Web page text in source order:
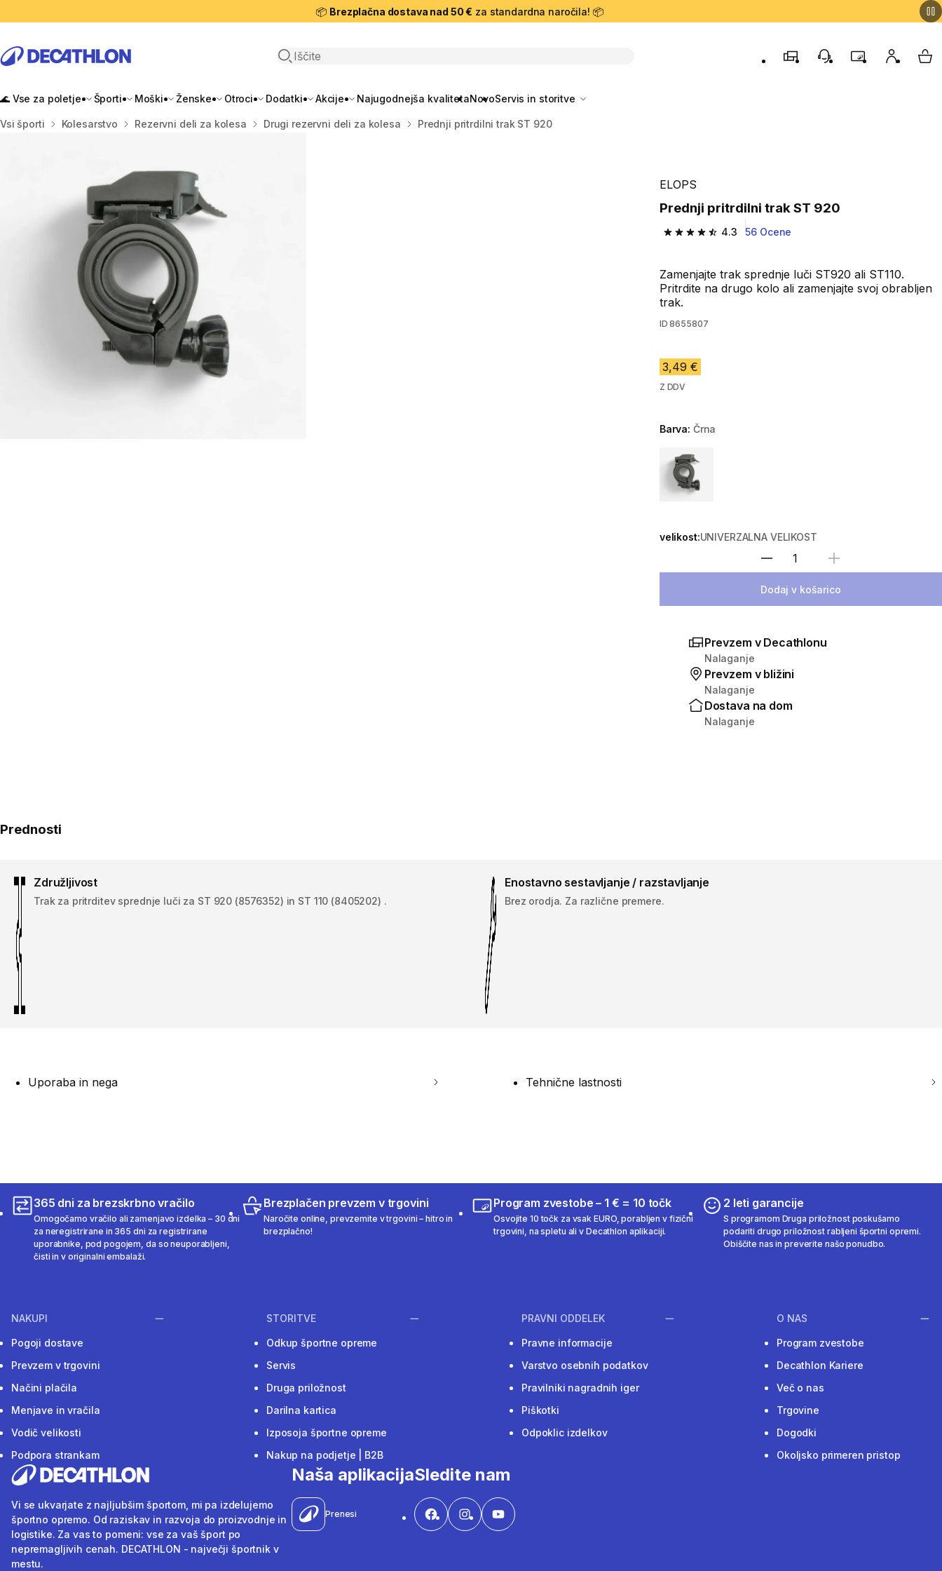
📦 Brezplačna dostava nad 50 € za standardna naročila! 📦
Odpri iskanje
TrgovinePodporo strankam
ProgramMoj račun
🌊 Vse za poletje Športi Moški Ženske Otroci Dodatki Akcije Najugodnejša kvalitetaNovoServis in storitve
Domov
Vsi športi Kolesarstvo Rezervni deli za kolesa Drugi rezervni deli za kolesa Prednji pritrdilni trak ST 920
ELOPS
Prednji pritrdilni trak ST 920
4.3
4.3 od 5 zvezdic from 56 ocene
56 Ocene
Zamenjajte trak sprednje luči ST920 ali ST110.
Pritrdite na drugo kolo ali zamenjajte svoj obrabljen
trak.
ID 8655807
3,49 €
Z DDV
Barva: Črna
Choose a variant
velikost:UNIVERZALNA VELIKOST
Izberite količino
Dodaj v košarico
Prevzem v Decathlonu
Nalaganje
Prevzem v bližini
Nalaganje
Dostava na dom
Nalaganje
Prednosti
Združljivost
Trak za pritrditev sprednje luči za ST 920 (8576352) in ST 110 (8405202) .
Enostavno sestavljanje / razstavljanje
Brez orodja. Za različne premere.
Uporaba in nega Tehnične lastnosti
365 dni za brezskrbno vračilo
Omogočamo vračilo ali zamenjavo izdelka – 30 dni
za neregistrirane in 365 dni za registrirane
uporabnike, pod pogojem, da so neuporabljeni,
čisti in v originalni embalaži.
Brezplačen prevzem v trgovini
Naročite online, prevzemite v trgovini – hitro in
brezplačno!
Program zvestobe – 1 € = 10 točk
Osvojite 10 točk za vsak EURO, porabljen v fizični
trgovini, na spletu ali v Decathlon aplikaciji.
2 leti garancije
S programom Druga priložnost poskušamo
podariti drugo priložnost rabljeni športni opremi.
Obiščite nas in preverite našo ponudbo.
NAKUPI
Pogoji dostave
Prevzem v trgovini
Načini plačila
Menjave in vračila
Vodič velikosti
Podpora strankam
STORITVE
Odkup športne opreme
Servis
Druga priložnost
Darilna kartica
Izposoja športne opreme
Nakup na podjetje | B2B
PRAVNI ODDELEK
Pravne informacije
Varstvo osebnih podatkov
Pravilniki nagradnih iger
Piškotki
Odpoklic izdelkov
O NAS
Program zvestobe
Decathlon Kariere
Več o nas
Trgovine
Dogodki
Okoljsko primeren pristop
Vi se ukvarjate z najljubšim športom, mi pa izdelujemo
športno opremo. Od raziskav in razvoja do proizvodnje in
logistike. Za vas to pomeni: vse za vaš šport po
nepremagljivih cenah. DECATHLON - največji športnik v
mestu.
Naša aplikacija
Prenesi
Sledite nam